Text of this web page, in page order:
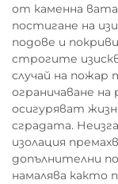
от каменна
постигане на
подове и
строгите
случай на пожар
ограничаване
осигуряват
сградата.
изолация
допълнителни
намалява както